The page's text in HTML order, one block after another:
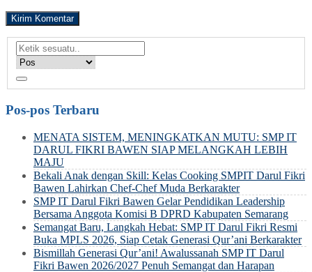
Pos-pos Terbaru
MENATA SISTEM, MENINGKATKAN MUTU: SMP IT
DARUL FIKRI BAWEN SIAP MELANGKAH LEBIH
MAJU
Bekali Anak dengan Skill: Kelas Cooking SMPIT Darul Fikri
Bawen Lahirkan Chef-Chef Muda Berkarakter
SMP IT Darul Fikri Bawen Gelar Pendidikan Leadership
Bersama Anggota Komisi B DPRD Kabupaten Semarang
Semangat Baru, Langkah Hebat: SMP IT Darul Fikri Resmi
Buka MPLS 2026, Siap Cetak Generasi Qur’ani Berkarakter
Bismillah Generasi Qur’ani! Awalussanah SMP IT Darul
Fikri Bawen 2026/2027 Penuh Semangat dan Harapan